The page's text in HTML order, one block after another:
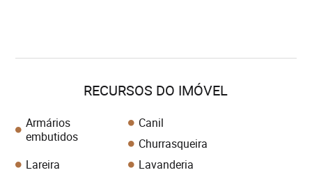
RECURSOS DO IMÓVEL
Armários
embutidos
Canil
Churrasqueira
Lareira
Lavanderia